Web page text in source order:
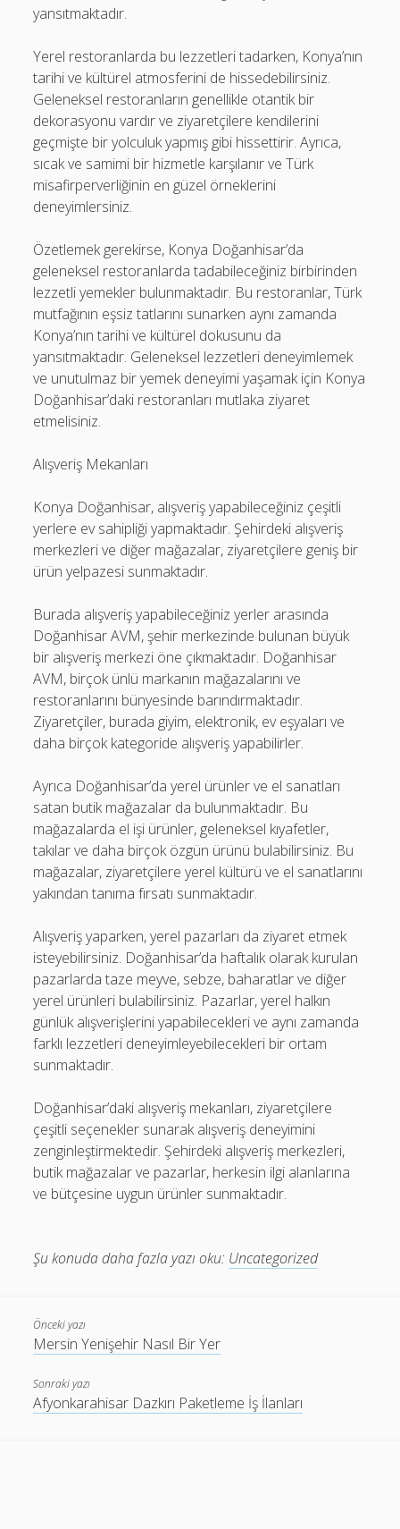
yansıtmaktadır.
Yerel restoranlarda bu lezzetleri tadarken, Konya’nın
tarihi ve kültürel atmosferini de hissedebilirsiniz.
Geleneksel restoranların genellikle otantik bir
dekorasyonu vardır ve ziyaretçilere kendilerini
geçmişte bir yolculuk yapmış gibi hissettirir. Ayrıca,
sıcak ve samimi bir hizmetle karşılanır ve Türk
misafirperverliğinin en güzel örneklerini
deneyimlersiniz.
Özetlemek gerekirse, Konya Doğanhisar’da
geleneksel restoranlarda tadabileceğiniz birbirinden
lezzetli yemekler bulunmaktadır. Bu restoranlar, Türk
mutfağının eşsiz tatlarını sunarken aynı zamanda
Konya’nın tarihi ve kültürel dokusunu da
yansıtmaktadır. Geleneksel lezzetleri deneyimlemek
ve unutulmaz bir yemek deneyimi yaşamak için Konya
Doğanhisar’daki restoranları mutlaka ziyaret
etmelisiniz.
Alışveriş Mekanları
Konya Doğanhisar, alışveriş yapabileceğiniz çeşitli
yerlere ev sahipliği yapmaktadır. Şehirdeki alışveriş
merkezleri ve diğer mağazalar, ziyaretçilere geniş bir
ürün yelpazesi sunmaktadır.
Burada alışveriş yapabileceğiniz yerler arasında
Doğanhisar AVM, şehir merkezinde bulunan büyük
bir alışveriş merkezi öne çıkmaktadır. Doğanhisar
AVM, birçok ünlü markanın mağazalarını ve
restoranlarını bünyesinde barındırmaktadır.
Ziyaretçiler, burada giyim, elektronik, ev eşyaları ve
daha birçok kategoride alışveriş yapabilirler.
Ayrıca Doğanhisar’da yerel ürünler ve el sanatları
satan butik mağazalar da bulunmaktadır. Bu
mağazalarda el işi ürünler, geleneksel kıyafetler,
takılar ve daha birçok özgün ürünü bulabilirsiniz. Bu
mağazalar, ziyaretçilere yerel kültürü ve el sanatlarını
yakından tanıma fırsatı sunmaktadır.
Alışveriş yaparken, yerel pazarları da ziyaret etmek
isteyebilirsiniz. Doğanhisar’da haftalık olarak kurulan
pazarlarda taze meyve, sebze, baharatlar ve diğer
yerel ürünleri bulabilirsiniz. Pazarlar, yerel halkın
günlük alışverişlerini yapabilecekleri ve aynı zamanda
farklı lezzetleri deneyimleyebilecekleri bir ortam
sunmaktadır.
Doğanhisar’daki alışveriş mekanları, ziyaretçilere
çeşitli seçenekler sunarak alışveriş deneyimini
zenginleştirmektedir. Şehirdeki alışveriş merkezleri,
butik mağazalar ve pazarlar, herkesin ilgi alanlarına
ve bütçesine uygun ürünler sunmaktadır.
Şu konuda daha fazla yazı oku: Uncategorized
Önceki yazı
Mersin Yenişehir Nasıl Bir Yer
Sonraki yazı
Afyonkarahisar Dazkırı Paketleme İş İlanları